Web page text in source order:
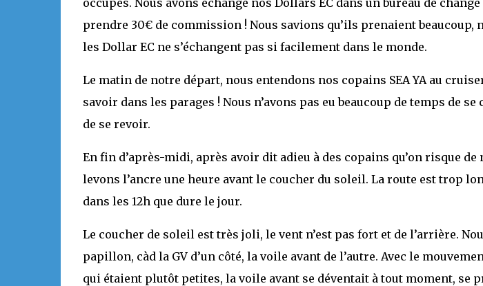
occupés. Nous avons échangé nos Dollars EC dans un bureau de
prendre 30€ de commission ! Nous savions qu’ils prenaient beaucoup,
les Dollar EC ne s’échangent pas si facilement dans le monde.
Le matin de notre départ, nous entendons nos copains SEA YA au
savoir dans les parages ! Nous n’avons pas eu beaucoup de temps de
de se revoir.
En fin d’après-midi, après avoir dit adieu à des copains qu’on risque
levons l’ancre une heure avant le coucher du soleil. La route est trop
dans les 12h que dure le jour.
Le coucher de soleil est très joli, le vent n’est pas fort et de l’arrière.
papillon, càd la GV d’un côté, la voile avant de l’autre. Avec le
qui étaient plutôt petites, la voile avant se déventait à tout moment, se